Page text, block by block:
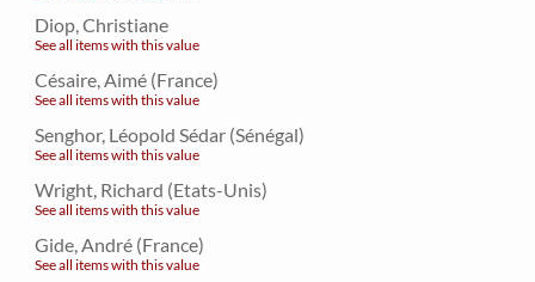
Diop, Christiane
See all items with this value
Césaire, Aimé (France)
See all items with this value
Senghor, Léopold Sédar (Sénégal)
See all items with this value
Wright, Richard (Etats-Unis)
See all items with this value
Gide, André (France)
See all items with this value